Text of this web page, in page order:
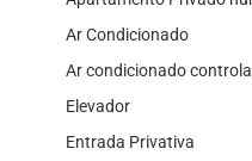
Ar Condicionado
Ar condicionado
Elevador
Entrada Privativa